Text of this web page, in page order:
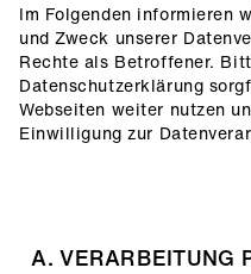
Im Folgenden informieren
und Zweck unserer
Rechte als Betroffener.
Datenschutzerklärung
Webseiten weiter nutzen
Einwilligung zur
A. VERARBEITUNG